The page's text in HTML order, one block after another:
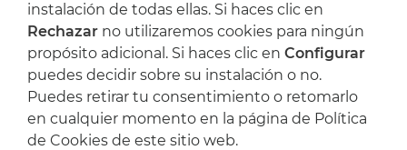
He leído y acepto lasCondiciones legales y
laPolítica de privacidad
TDQK28
instalación de todas ellas. Si haces clic en
Rechazar no utilizaremos cookies para ningún
propósito adicional. Si haces clic en Configurar
puedes decidir sobre su instalación o no.
Puedes retirar tu consentimiento o retomarlo
en cualquier momento en la página de Política
de Cookies de este sitio web.